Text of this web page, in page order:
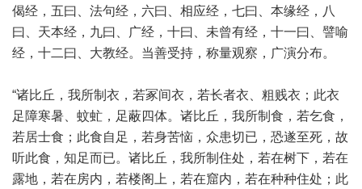
偈经，五曰、法句经，六曰、相应经，七曰、本缘经，八
曰、天本经，九曰、广经，十曰、未曾有经，十一曰、譬喻
经，十二曰、大教经。当善受持，称量观察，广演分布。
“诸比丘，我所制衣，若冢间衣，若长者衣、粗贱衣；此衣
足障寒暑、蚊虻，足蔽四体。诸比丘，我所制食，若乞食，
若居士食；此食自足，若身苦恼，众患切已，恐遂至死，故
听此食，知足而已。诸比丘，我所制住处，若在树下，若在
露地，若在房内，若楼阁上，若在窟内，若在种种住处；此